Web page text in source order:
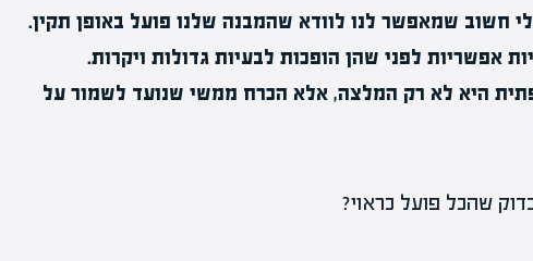
חשוב שמאפשר לנו לוודא שהמבנה שלנו פועל באופן תקין.
אפשריות לפני שהן הופכות לבעיות גדולות ויקרות.
היא לא רק המלצה, אלא הכרח ממשי שנועד לשמור על